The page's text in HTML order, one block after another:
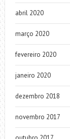
abril 2020
março 2020
fevereiro 2020
janeiro 2020
dezembro 2018
novembro 2017